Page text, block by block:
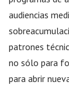
audiencias
patrones
no sólo para
para abrir